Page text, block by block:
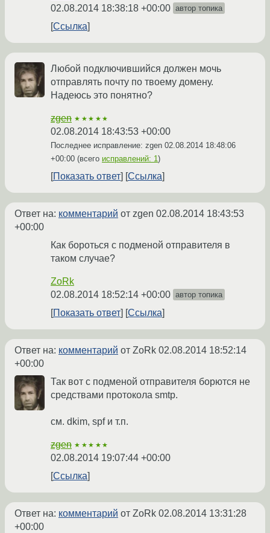
02.08.2014 18:38:18 +00:00 автор топика
Ссылка
Любой подключившийся должен мочь
отправлять почту по твоему домену.
Надеюсь это понятно?
zgen ★★★★★
02.08.2014 18:43:53 +00:00
Последнее исправление: zgen 02.08.2014 18:48:06
+00:00 (всего исправлений: 1)
Показать ответ Ссылка
Ответ на: комментарий от zgen 02.08.2014 18:43:53
+00:00
Как бороться с подменой отправителя в
таком случае?
ZoRk
02.08.2014 18:52:14 +00:00 автор топика
Показать ответ Ссылка
Ответ на: комментарий от ZoRk 02.08.2014 18:52:14
+00:00
Так вот с подменой отправителя борются не
средствами протокола smtp.
см. dkim, spf и т.п.
zgen ★★★★★
02.08.2014 19:07:44 +00:00
Ссылка
Ответ на: комментарий от ZoRk 02.08.2014 13:31:28
+00:00